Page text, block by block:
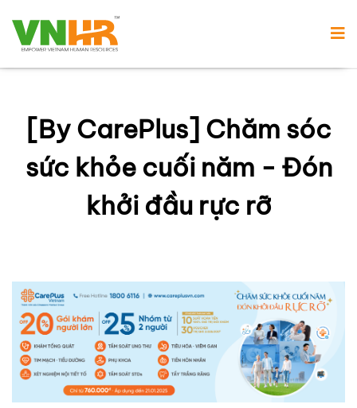
[By CarePlus] Chăm sóc
sức khỏe cuối năm - Đón
khởi đầu rực rỡ